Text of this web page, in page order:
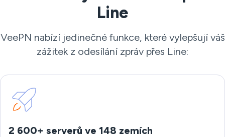
Line
VeePN nabízí jedinečné funkce, které vylepšují váš
zážitek z odesílání zpráv přes Line:
2 600+ serverů ve 148 zemích